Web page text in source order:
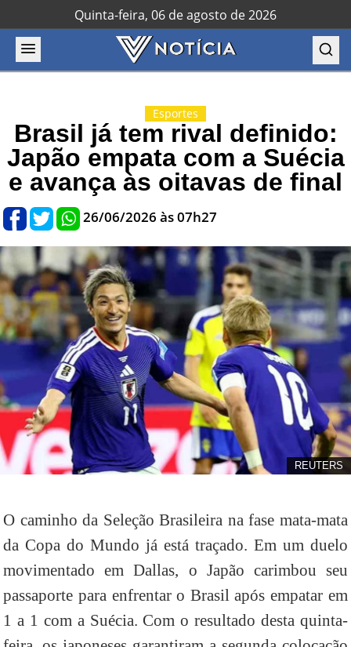
Quinta-feira, 06 de agosto de 2026
Esportes
Brasil já tem rival definido:
Japão empata com a Suécia
e avança às oitavas de final
26/06/2026 às 07h27
REUTERS
O caminho da Seleção Brasileira na fase mata-mata
da Copa do Mundo já está traçado. Em um duelo
movimentado em Dallas, o Japão carimbou seu
passaporte para enfrentar o Brasil após empatar em
1 a 1 com a Suécia. Com o resultado desta quinta-